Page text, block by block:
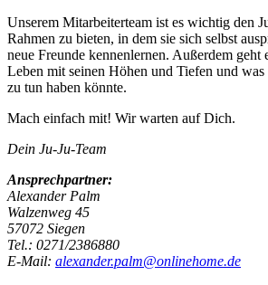
Unserem Mitarbeiterteam ist es wichtig den
Rahmen zu bieten, in dem sie sich selbst
neue Freunde kennenlernen. Außerdem geht
Leben mit seinen Höhen und Tiefen und was
zu tun haben könnte.
Mach einfach mit! Wir warten auf Dich.
Dein Ju-Ju-Team
Ansprechpartner:
Alexander Palm
Walzenweg 45
57072 Siegen
Tel.: 0271/2386880
E-Mail: alexander.palm@onlinehome.de